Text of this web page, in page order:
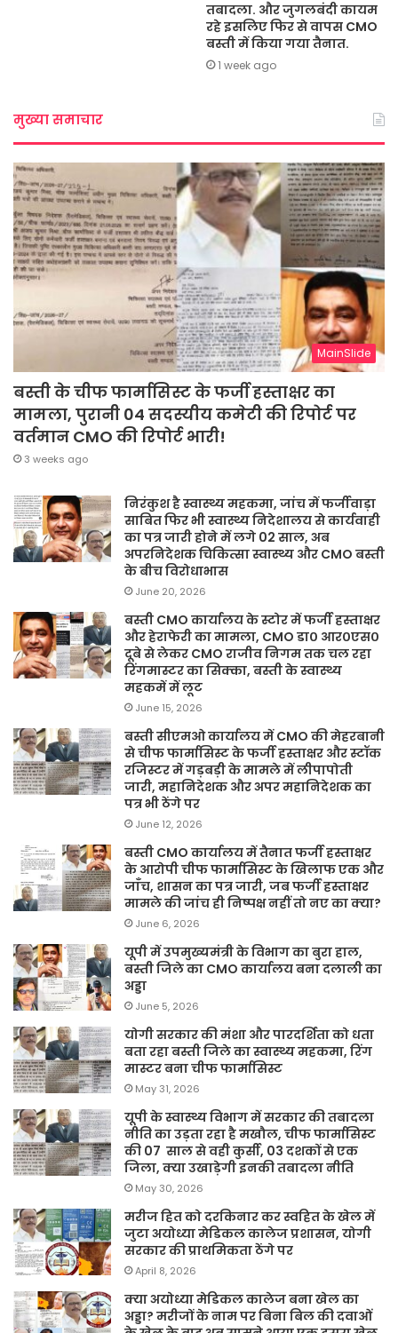
तबादला. और जुगलबंदी कायम
रहे इसलिए फिर से वापस CMO
बस्ती में किया गया तैनात.
1 week ago
मुख्या समाचार
MainSlide
बस्ती के चीफ फार्मासिस्ट के फर्जी हस्ताक्षर का
मामला, पुरानी 04 सदस्यीय कमेटी की रिपोर्ट पर
वर्तमान CMO की रिपोर्ट भारी!
3 weeks ago
निरंकुश है स्वास्थ्य महकमा, जांच में फर्जीवाड़ा
साबित फिर भी स्वास्थ्य निदेशालय से कार्यवाही
का पत्र जारी होने में लगे 02 साल, अब
अपरनिदेशक चिकित्सा स्वास्थ्य और CMO बस्ती
के बीच विरोधाभास
June 20, 2026
बस्ती CMO कार्यालय के स्टोर में फर्जी हस्ताक्षर
और हेराफेरी का मामला, CMO डा० आर०एस०
दूबे से लेकर CMO राजीव निगम तक चल रहा
रिंगमास्टर का सिक्का, बस्ती के स्वास्थ्य
महकमें में लूट
June 15, 2026
बस्ती सीएमओ कार्यालय में CMO की मेहरबानी
से चीफ फार्मासिस्ट के फर्जी हस्ताक्षर और स्टॉक
रजिस्टर में गड़बड़ी के मामले में लीपापोती
जारी, महानिदेशक और अपर महानिदेशक का
पत्र भी ठेंगे पर
June 12, 2026
बस्ती CMO कार्यालय में तैनात फर्जी हस्ताक्षर
के आरोपी चीफ फार्मासिस्ट के खिलाफ एक और
जाँच, शासन का पत्र जारी, जब फर्जी हस्ताक्षर
मामले की जांच ही निष्पक्ष नहीं तो नए का क्या?
June 6, 2026
यूपी में उपमुख्यमंत्री के विभाग का बुरा हाल,
बस्ती जिले का CMO कार्यालय बना दलाली का
अड्डा
June 5, 2026
योगी सरकार की मंशा और पारदर्शिता को धता
बता रहा बस्ती जिले का स्वास्थ्य महकमा, रिंग
मास्टर बना चीफ फार्मासिस्ट
May 31, 2026
यूपी के स्वास्थ्य विभाग में सरकार की तबादला
नीति का उड़ता रहा है मखौल, चीफ फार्मासिस्ट
की 07 साल से वही कुर्सी, 03 दशकों से एक
जिला, क्या उखाड़ेगी इनकी तबादला नीति
May 30, 2026
मरीज हित को दरकिनार कर स्वहित के खेल में
जुटा अयोध्या मेडिकल कालेज प्रशासन, योगी
सरकार की प्राथमिकता ठेंगे पर
April 8, 2026
क्या अयोध्या मेडिकल कालेज बना खेल का
अड्डा? मरीजों के नाम पर बिना बिल की दवाओं